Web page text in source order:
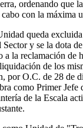
ordenando que
con la máxima
queda
y se la dota
a la reclamación de
de los
por O.C. de 28 de
como Primer Jefe
de la Escala